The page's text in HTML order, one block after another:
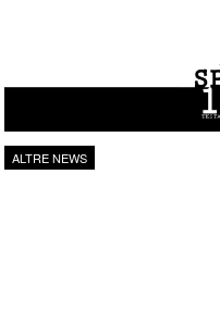
Vai al contenuto
ALTRE NEWS